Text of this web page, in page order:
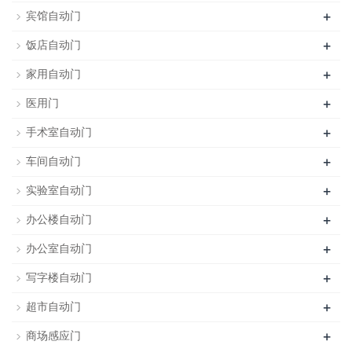
宾馆自动门 +
饭店自动门 +
家用自动门 +
医用门 +
手术室自动门 +
车间自动门 +
实验室自动门 +
办公楼自动门 +
办公室自动门 +
写字楼自动门 +
超市自动门 +
商场感应门 +